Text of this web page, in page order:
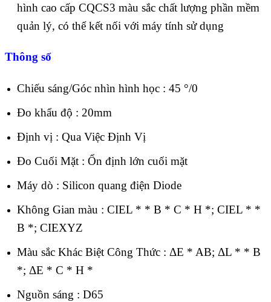
hình cao cấp CQCS3 màu sắc chất lượng phần mềm
quản lý, có thể kết nối với máy tính sử dụng
Thông số
Chiếu sáng/Góc nhìn hình học : 45 °/0
Đo khẩu độ : 20mm
Định vị : Qua Việc Định Vị
Đo Cuối Mặt : Ổn định lớn cuối mặt
Máy dò : Silicon quang điện Diode
Không Gian màu : CIEL * * B * C * H *; CIEL * *
B *; CIEXYZ
Màu sắc Khác Biệt Công Thức : ΔE * AB; ΔL * * B
*; ΔE * C * H *
Nguồn sáng : D65